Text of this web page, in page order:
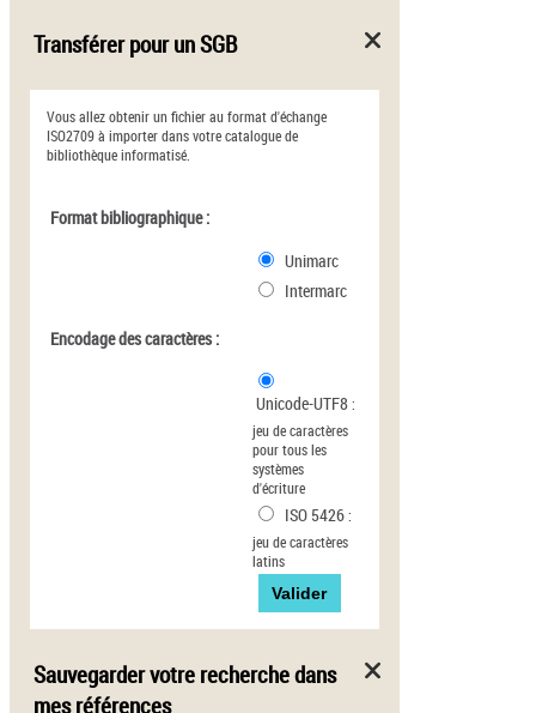
Transférer pour un SGB
Vous allez obtenir un fichier au format d'échange
ISO2709 à importer dans votre catalogue de
bibliothèque informatisé.
Format bibliographique :
Unimarc
Intermarc
Encodage des caractères :
Unicode-UTF8:
jeu de caractères
pour tous les
systèmes
d'écriture
ISO 5426:
jeu de caractères
latins
Sauvegarder votre recherche dans
mes références